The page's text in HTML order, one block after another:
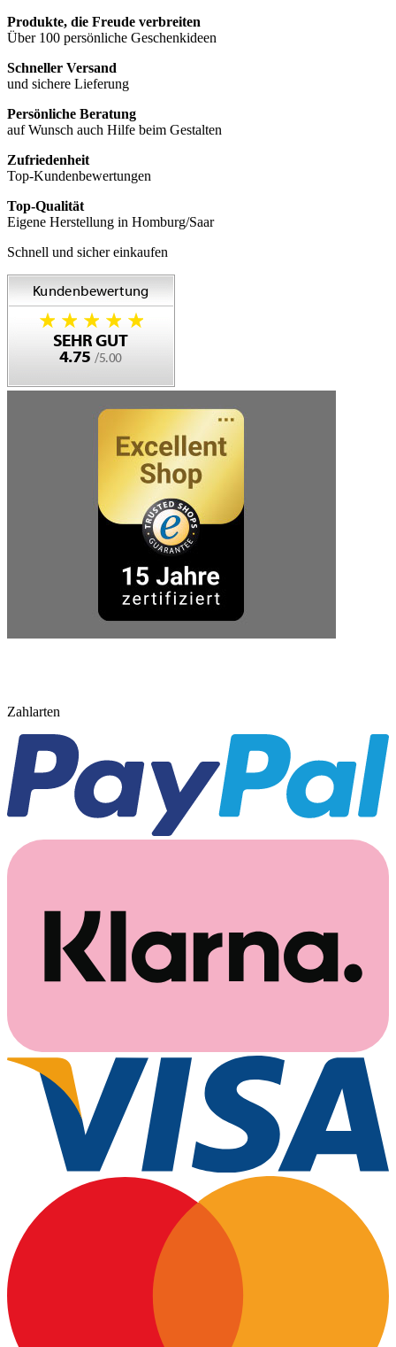
Produkte, die Freude verbreiten
Über 100 persönliche Geschenkideen
Schneller Versand
und sichere Lieferung
Persönliche Beratung
auf Wunsch auch Hilfe beim Gestalten
Zufriedenheit
Top-Kundenbewertungen
Top-Qualität
Eigene Herstellung in Homburg/Saar
Schnell und sicher einkaufen
Zahlarten